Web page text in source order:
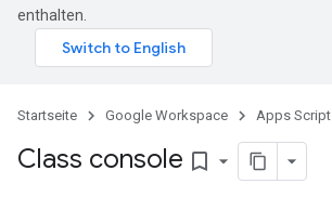
enthalten.
Startseite Google Workspace Apps Script
Class console bookmark_border